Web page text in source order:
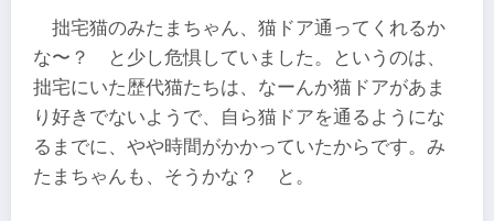
拙宅猫のみたまちゃん、猫ドア通ってくれるか
な〜？ と少し危惧していました。というのは、
拙宅にいた歴代猫たちは、なーんか猫ドアがあま
り好きでないようで、自ら猫ドアを通るようにな
るまでに、やや時間がかかっていたからです。み
たまちゃんも、そうかな？ と。